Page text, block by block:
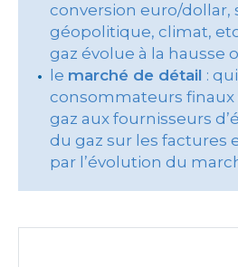
conversion euro/dollar,
géopolitique, climat,
gaz évolue à la hausse
le marché de détail :
consommateurs
gaz aux fournisseurs
du gaz sur les factures
par l’évolution du